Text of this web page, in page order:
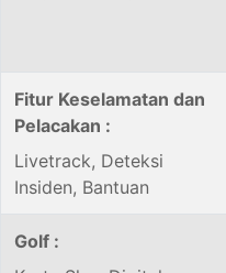
Fitur Keselamatan dan
Pelacakan :
Livetrack, Deteksi
Insiden, Bantuan
Golf :